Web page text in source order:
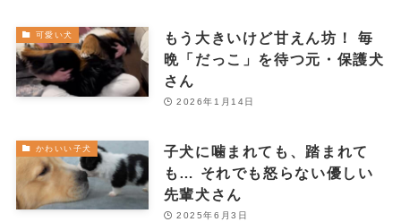
可愛い犬
もう大きいけど甘えん坊！ 毎
晩「だっこ」を待つ元・保護犬
さん
2026年1月14日
かわいい子犬
子犬に噛まれても、踏まれて
も… それでも怒らない優しい
先輩犬さん
2025年6月3日